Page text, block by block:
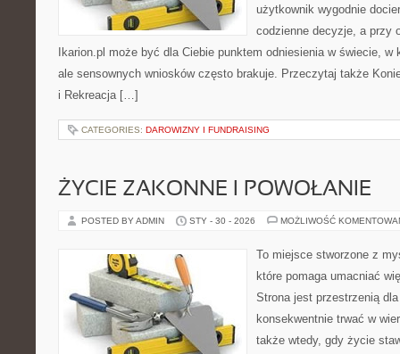
użytkownik wygodnie
codzienne decyzje, a przy
Ikarion.pl może być dla Ciebie punktem odniesienia w świecie,
ale sensownych wniosków często brakuje. Przeczytaj także
i Rekreacja […]
CATEGORIES: DAROWIZNY I FUNDRAISING
ŻYCIE ZAKONNE I POWOŁANIE
POSTED BY ADMIN STY - 30 - 2026 MOŻLIWOŚĆ
To miejsce stworzone z
które pomaga umacniać
Strona jest przestrzenią
konsekwentnie trwać w
także wtedy, gdy życie